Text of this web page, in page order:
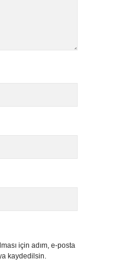
için adım, e-posta
kaydedilsin.